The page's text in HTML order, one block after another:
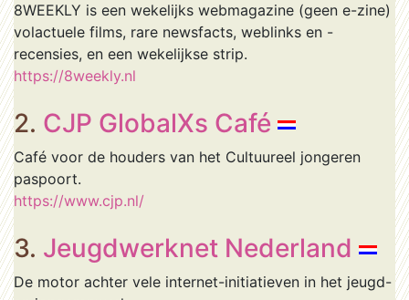
8WEEKLY is een wekelijks webmagazine (geen e-zine)
volactuele films, rare newsfacts, weblinks en -
recensies, en een wekelijkse strip.
https://8weekly.nl
2. CJP GlobalXs Café
Café voor de houders van het Cultuureel jongeren
paspoort.
https://www.cjp.nl/
3. Jeugdwerknet Nederland
De motor achter vele internet-initiatieven in het jeugd-